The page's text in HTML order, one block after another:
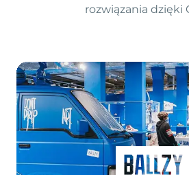
rozwiązania dzięki